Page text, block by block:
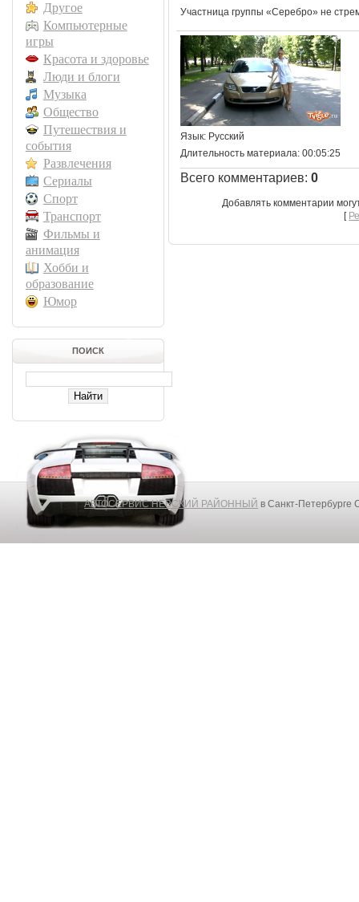
Другое
Компьютерные
игры
Красота и здоровье
Люди и блоги
Музыка
Общество
Путешествия и
события
Развлечения
Сериалы
Спорт
Транспорт
Фильмы и
анимация
Хобби и
образование
Юмор
ПОИСК
Участница группы «Серебро» не
Язык: Русский
Длительность материала: 00:05:25
Всего комментариев: 0
Добавлять комментарии
[
АВТОСЕРВИС НЕВСКИЙ РАЙОННЫЙ в Санкт-Петербурге